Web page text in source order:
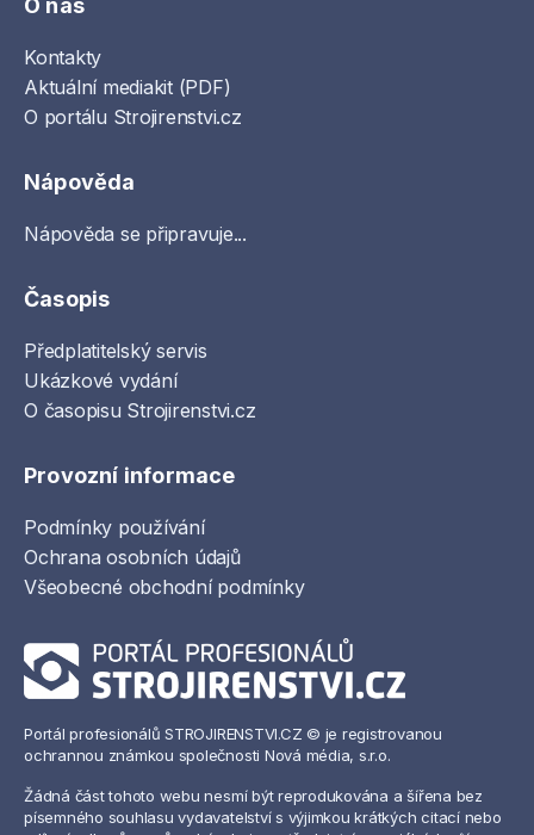
O nás
Kontakty
Aktuální mediakit (PDF)
O portálu Strojirenstvi.cz
Nápověda
Nápověda se připravuje...
Časopis
Předplatitelský servis
Ukázkové vydání
O časopisu Strojirenstvi.cz
Provozní informace
Podmínky používání
Ochrana osobních údajů
Všeobecné obchodní podmínky
Portál profesionálů STROJIRENSTVI.CZ © je registrovanou
ochrannou známkou společnosti Nová média, s.r.o.
Žádná část tohoto webu nesmí být reprodukována a šířena bez
písemného souhlasu vydavatelství s výjimkou krátkých citací nebo